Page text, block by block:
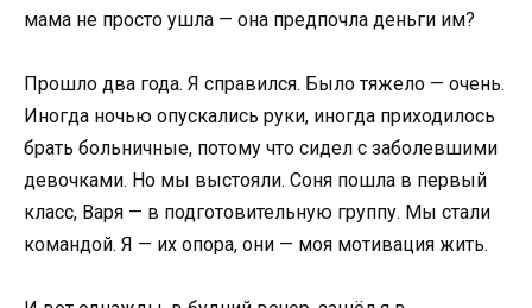
мама не просто ушла — она предпочла деньги им?
Прошло два года. Я справился. Было тяжело — очень.
Иногда ночью опускались руки, иногда приходилось
брать больничные, потому что сидел с заболевшими
девочками. Но мы выстояли. Соня пошла в первый
класс, Варя — в подготовительную группу. Мы стали
командой. Я — их опора, они — моя мотивация жить.